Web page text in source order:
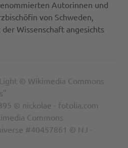
Autorinnen und
von Schweden,
Wissenschaft angesichts
© Wikimedia Commons
© nickolae - fotolia.com
Commons
#40457861 © NJ -